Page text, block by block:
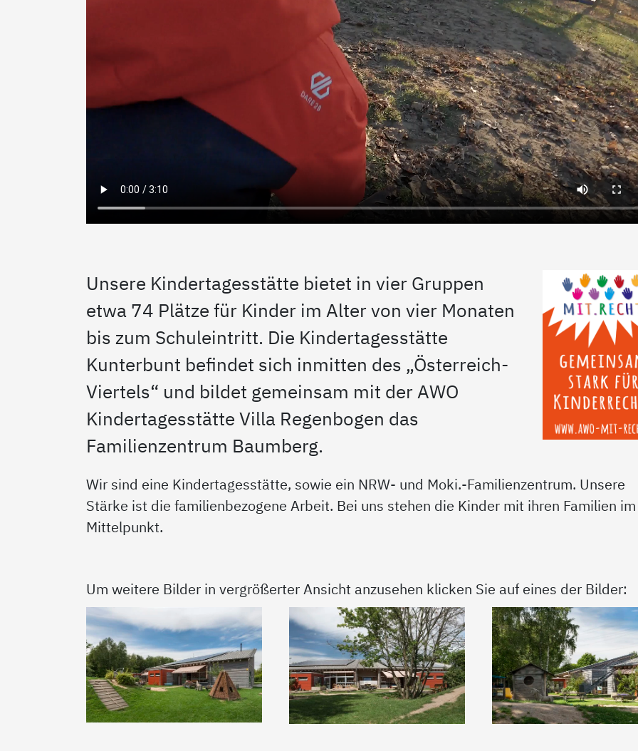
Unsere Kindertagesstätte bietet in vier Gruppen
etwa 74 Plätze für Kinder im Alter von vier Monaten
bis zum Schuleintritt. Die Kindertagesstätte
Kunterbunt befindet sich inmitten des „Österreich-
Viertels“ und bildet gemeinsam mit der AWO
Kindertagesstätte Villa Regenbogen das
Familienzentrum Baumberg.
Wir sind eine Kindertagesstätte, sowie ein NRW- und Moki.-Familienzentrum. Unsere
Stärke ist die familienbezogene Arbeit. Bei uns stehen die Kinder mit ihren Familien im
Mittelpunkt.
Um weitere Bilder in vergrößerter Ansicht anzusehen klicken Sie auf eines der Bilder: